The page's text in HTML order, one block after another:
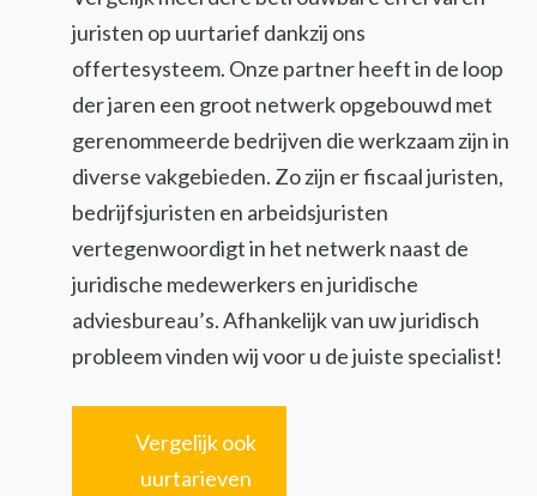
juristen op uurtarief dankzij ons
offertesysteem. Onze partner heeft in de loop
der jaren een groot netwerk opgebouwd met
gerenommeerde bedrijven die werkzaam zijn in
diverse vakgebieden. Zo zijn er fiscaal juristen,
bedrijfsjuristen en arbeidsjuristen
vertegenwoordigt in het netwerk naast de
juridische medewerkers en juridische
adviesbureau’s. Afhankelijk van uw juridisch
probleem vinden wij voor u de juiste specialist!
Vergelijk ook
uurtarieven